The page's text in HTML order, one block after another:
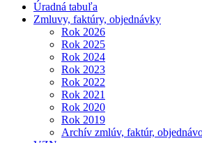
Úradná tabuľa
Zmluvy, faktúry, objednávky
Rok 2026
Rok 2025
Rok 2024
Rok 2023
Rok 2022
Rok 2021
Rok 2020
Rok 2019
Archív zmlúv, faktúr,